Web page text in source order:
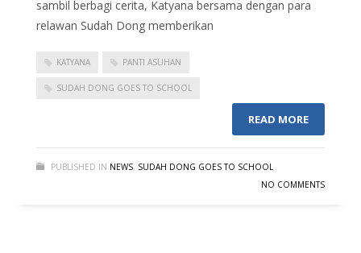
sambil berbagi cerita, Katyana bersama dengan para
relawan Sudah Dong memberikan
KATYANA PANTI ASUHAN
SUDAH DONG GOES TO SCHOOL
READ MORE
PUBLISHED IN NEWS, SUDAH DONG GOES TO SCHOOL
NO COMMENTS